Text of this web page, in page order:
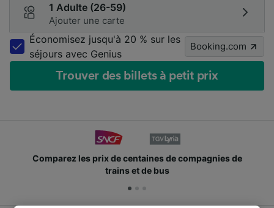
1 Adulte (26-59)
Ajouter une carte
Économisez jusqu'à 20 % sur les
séjours avec Genius
Booking.com
Trouver des billets à petit prix
Comparez les prix de centaines de compagnies de
trains et de bus